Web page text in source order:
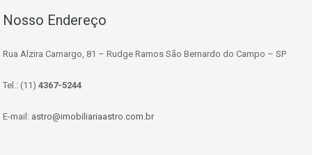
Nosso Endereço
Rua Alzira Camargo, 81 – Rudge Ramos São Bernardo do Campo – SP
Tel.: (11) 4367-5244
E-mail: astro@imobiliariaastro.com.br